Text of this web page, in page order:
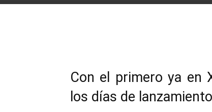
Con el primero ya en
los días de